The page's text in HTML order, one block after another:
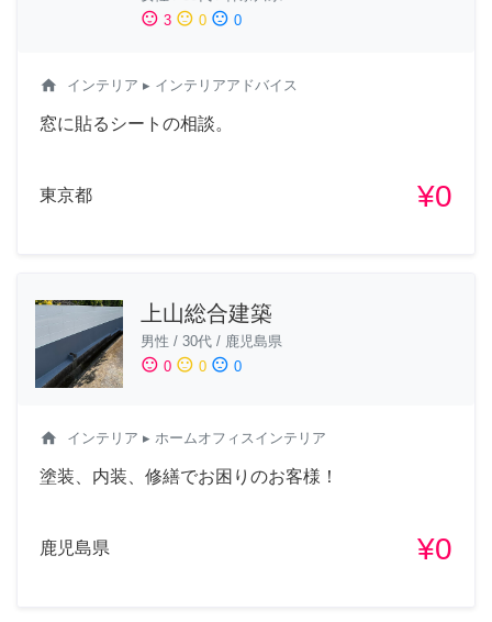
sentiment_satisfied 3 sentiment_neutral 0 sentiment_dissatisfied 0
home インテリア ▸ インテリアアドバイス
窓に貼るシートの相談。
東京都 ¥0
上山総合建築
男性 / 30代 / 鹿児島県
sentiment_satisfied 0 sentiment_neutral 0 sentiment_dissatisfied 0
home インテリア ▸ ホームオフィスインテリア
塗装、内装、修繕でお困りのお客様！
鹿児島県 ¥0